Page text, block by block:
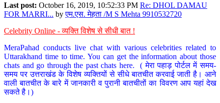
Last post: October 16, 2019, 10:52:33 PM Re: DHOL DAMAU
FOR MARRI... byएम.एस. मेहता /M S Mehta 9910532720
Celebrity Online - व्यक्ति विशेष से सीधी बात !
MeraPahad conducts live chat with various celebrities related to
Uttarakhand time to time. You can get the information about those
chats and go through the past chats here. ( मेरा पहाड़ पोर्टल में समय-
समय पर उत्तराखंड के विशेष व्यक्तियों से सीधे बातचीत करवाई जाती है। आने
वाली बातचीत के बारे में जानकारी व पुरानी बातचीतों का विवरण आप यहां देख
सकते है।)